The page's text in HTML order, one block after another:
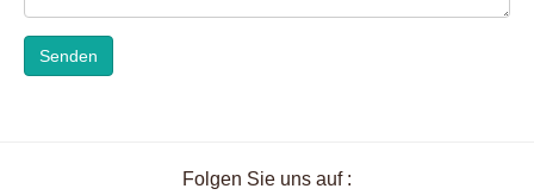
Senden
Folgen Sie uns auf :